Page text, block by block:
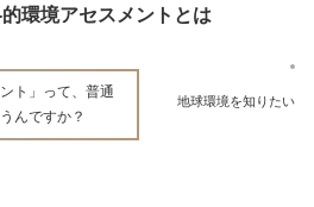
環境アセスメントとは
地球環境を知りたい
ト」って、普通
んですか？